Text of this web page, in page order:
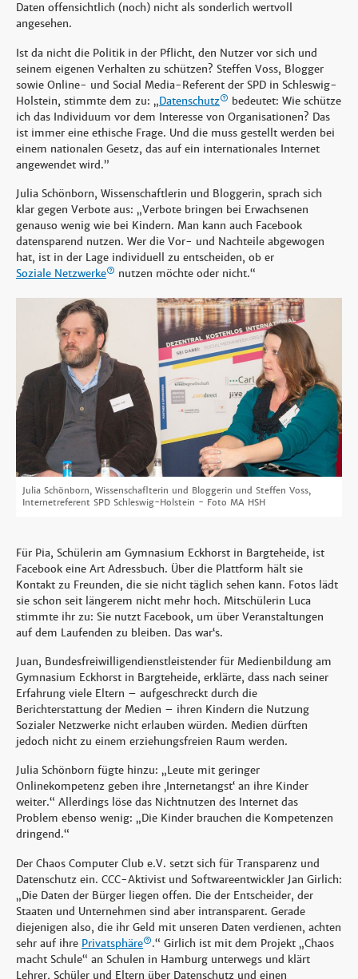
Daten offensichtlich (noch) nicht als sonderlich wertvoll
angesehen.
Ist da nicht die Politik in der Pflicht, den Nutzer vor sich und
seinem eigenen Verhalten zu schützen? Steffen Voss, Blogger
sowie Online- und Social Media-Referent der SPD in Schleswig-
Holstein, stimmte dem zu: „Datenschutz
bedeutet: Wie schütze
ich das Individuum vor dem Interesse von Organisationen? Das
ist immer eine ethische Frage. Und die muss gestellt werden bei
einem nationalen Gesetz, das auf ein internationales Internet
angewendet wird.”
Julia Schönborn, Wissenschaftlerin und Bloggerin, sprach sich
klar gegen Verbote aus: „Verbote bringen bei Erwachsenen
genauso wenig wie bei Kindern. Man kann auch Facebook
datensparend nutzen. Wer die Vor- und Nachteile abgewogen
hat, ist in der Lage individuell zu entscheiden, ob er
Soziale Netzwerke
nutzen möchte oder nicht.“
Julia Schönborn, Wissenschaflterin und Bloggerin und Steffen Voss,
Internetreferent SPD Schleswig-Holstein - Foto MA HSH
Für Pia, Schülerin am Gymnasium Eckhorst in Bargteheide, ist
Facebook eine Art Adressbuch. Über die Plattform hält sie
Kontakt zu Freunden, die sie nicht täglich sehen kann. Fotos lädt
sie schon seit längerem nicht mehr hoch. Mitschülerin Luca
stimmte ihr zu: Sie nutzt Facebook, um über Veranstaltungen
auf dem Laufenden zu bleiben. Das war‘s.
Juan, Bundesfreiwilligendienstleistender für Medienbildung am
Gymnasium Eckhorst in Bargteheide, erklärte, dass nach seiner
Erfahrung viele Eltern – aufgeschreckt durch die
Berichterstattung der Medien – ihren Kindern die Nutzung
Sozialer Netzwerke nicht erlauben würden. Medien dürften
jedoch nicht zu einem erziehungsfreien Raum werden.
Julia Schönborn fügte hinzu: „Leute mit geringer
Onlinekompetenz geben ihre ‚Internetangst‘ an ihre Kinder
weiter.“ Allerdings löse das Nichtnutzen des Internet das
Problem ebenso wenig: „Die Kinder brauchen die Kompetenzen
dringend.“
Der Chaos Computer Club e.V. setzt sich für Transparenz und
Datenschutz ein. CCC-Aktivist und Softwareentwickler Jan Girlich:
„Die Daten der Bürger liegen offen. Die der Entscheider, der
Staaten und Unternehmen sind aber intransparent. Gerade
diejenigen also, die ihr Geld mit unseren Daten verdienen, achten
sehr auf ihre Privatsphäre
.“ Girlich ist mit dem Projekt „Chaos
macht Schule“ an Schulen in Hamburg unterwegs und klärt
Lehrer, Schüler und Eltern über Datenschutz und einen